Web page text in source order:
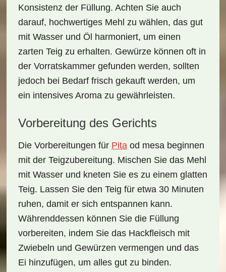
Konsistenz der Füllung. Achten Sie auch
darauf, hochwertiges Mehl zu wählen, das gut
mit Wasser und Öl harmoniert, um einen
zarten Teig zu erhalten. Gewürze können oft in
der Vorratskammer gefunden werden, sollten
jedoch bei Bedarf frisch gekauft werden, um
ein intensives Aroma zu gewährleisten.
Vorbereitung des Gerichts
Die Vorbereitungen für Pitaod mesa beginnen
mit der Teigzubereitung. Mischen Sie das Mehl
mit Wasser und kneten Sie es zu einem glatten
Teig. Lassen Sie den Teig für etwa 30 Minuten
ruhen, damit er sich entspannen kann.
Währenddessen können Sie die Füllung
vorbereiten, indem Sie das Hackfleisch mit
Zwiebeln und Gewürzen vermengen und das
Ei hinzufügen, um alles gut zu binden.